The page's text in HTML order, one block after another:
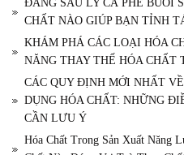
ĐẰNG SAU LY CÀ PHÊ BUỔI
CHẤT NÀO GIÚP BẠN TỈNH
KHÁM PHÁ CÁC LOẠI HÓA
NĂNG THAY THẾ HÓA CHẤT
CÁC QUY ĐỊNH MỚI NHẤT
DỤNG HÓA CHẤT: NHỮNG
CẦN LƯU Ý
Hóa Chất Trong Sản Xuất Năng